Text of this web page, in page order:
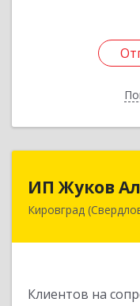
ИП Жуков
Кировград
Клиентов на
624140,